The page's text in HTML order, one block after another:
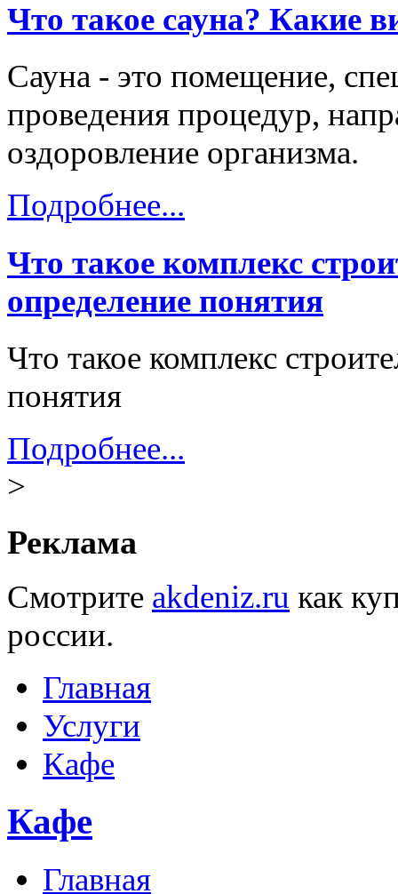
Что такое сауна? Какие
Сауна - это помещение,
проведения процедур,
оздоровление организма.
Подробнее...
Что такое комплекс
определение понятия
Что такое комплекс
понятия
Подробнее...
>
Реклама
Смотрите akdeniz.ru как
россии.
Главная
Услуги
Кафе
Кафе
Главная